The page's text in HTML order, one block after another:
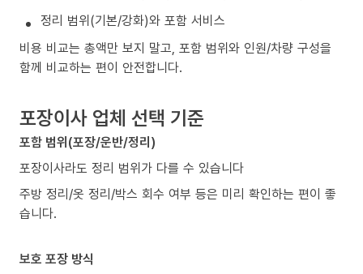
정리 범위(기본/강화)와 포함 서비스
비용 비교는 총액만 보지 말고, 포함 범위와 인원/차량 구성을
함께 비교하는 편이 안전합니다.
포장이사 업체 선택 기준
포함 범위(포장/운반/정리)
포장이사라도 정리 범위가 다를 수 있습니다
주방 정리/옷 정리/박스 회수 여부 등은 미리 확인하는 편이 좋
습니다.
보호 포장 방식